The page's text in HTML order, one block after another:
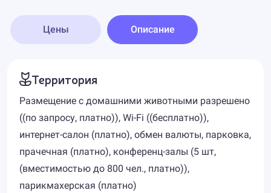
Цены Описание
Территория
Размещение с домашними животными разрешено
((по запросу, платно)), Wi-Fi ((бесплатно)),
интернет-салон (платно), обмен валюты, парковка,
прачечная (платно), конференц-залы (5 шт,
(вместимостью до 800 чел., платно)),
парикмахерская (платно)